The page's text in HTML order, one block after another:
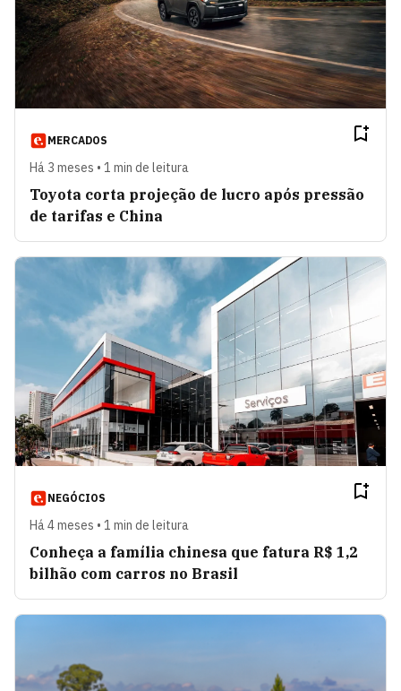
MERCADOS
Há 3 meses • 1 min de leitura
Toyota corta projeção de lucro após pressão
de tarifas e China
NEGÓCIOS
Há 4 meses • 1 min de leitura
Conheça a família chinesa que fatura R$ 1,2
bilhão com carros no Brasil